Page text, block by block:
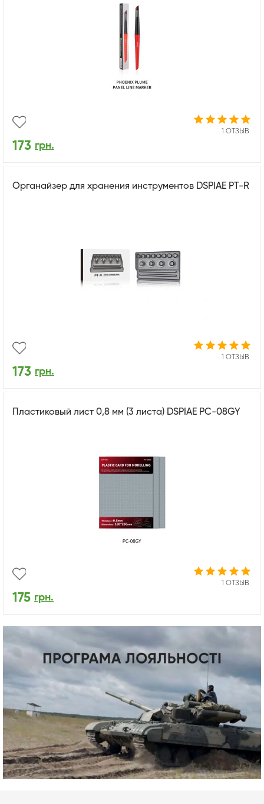
1 ОТЗЫВ
173 грн.
Органайзер для хранения инструментов DSPIAE PT-R
1 ОТЗЫВ
173 грн.
Пластиковый лист 0,8 мм (3 листа) DSPIAE PC-08GY
1 ОТЗЫВ
175 грн.